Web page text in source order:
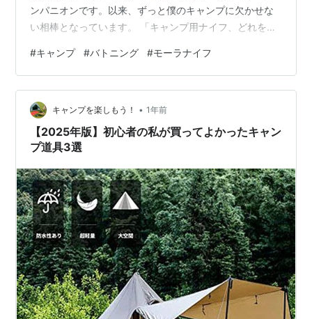
ンパニオンです。以来、ずっと僕のキャンプに欠かせな
い相棒となっています。 「キャンプ用ナイフ、どれを選
は、まずこの一本を強くお勧めします。今回は、僕が長
年愛用し続けているモーラナイフ・コンパニオンの魅力
と、その歴史、そしてナイフを安全に使うための注意点
についてお話しします。 1. モーラナイフとは？130年の
歴史が育んだ信頼性 スウェーデンのモーラ地方で、130
年以上にわたりナイフを作り続け…
#キャンプ #バトニング #モーラナイフ
キャンプを楽しもう！ • 1年前
【2025年版】初心者の私が買ってよかったキャン
プ道具3選